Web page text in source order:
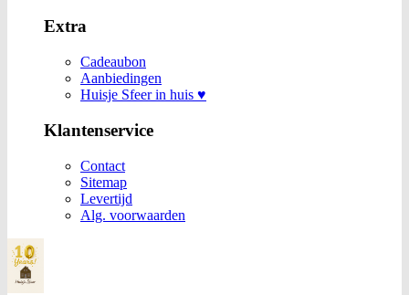
Extra
Cadeaubon
Aanbiedingen
Huisje Sfeer in huis ♥
Klantenservice
Contact
Sitemap
Levertijd
Alg. voorwaarden